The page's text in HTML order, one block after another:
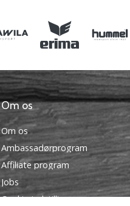
Om os
Om os
Ambassadørprogram
Affiliate program
Jobs
Cookie-indstillinger